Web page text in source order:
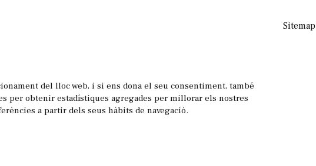
Sitemap
del lloc web, i si ens dona el seu consentiment, també
per obtenir estadístiques agregades per millorar els nostres
a partir dels seus hàbits de navegació.